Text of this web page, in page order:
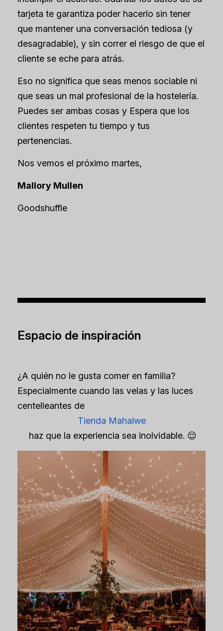
tarjeta te garantiza poder hacerlo sin tener
que mantener una conversación tediosa (y
desagradable), y sin correr el riesgo de que el
cliente se eche para atrás.
Eso no significa que seas menos sociable ni
que seas un mal profesional de la hostelería.
Puedes ser ambas cosas y Espera que los
clientes respeten tu tiempo y tus
pertenencias.
Nos vemos el próximo martes,
Mallory Mullen
Goodshuffle
Espacio de inspiración
¿A quién no le gusta comer en familia?
Especialmente cuando las velas y las luces
centelleantes de
Tienda Mahaiwe
haz que la experiencia sea inolvidable. 😌